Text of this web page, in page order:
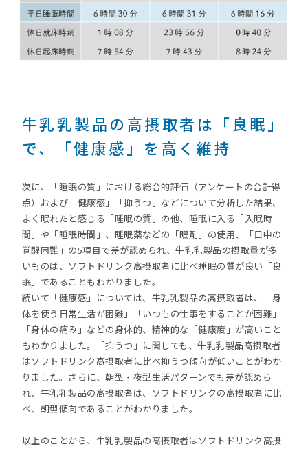
牛乳乳製品の高摂取者は「良眠」
で、「健康感」を高く維持
次に、「睡眠の質」における総合的評価（アンケートの合計得
点）および「健康感」「抑うつ」などについて分析した結果、
よく眠れたと感じる「睡眠の質」の他、睡眠に入る「入眠時
間」や「睡眠時間」、睡眠薬などの「眠剤」の使用、「日中の
覚醒困難」の5項目で差が認められ、牛乳乳製品の摂取量が多
いものは、ソフトドリンク高摂取者に比べ睡眠の質が良い「良
眠」であることもわかりました。
続いて「健康感」については、牛乳乳製品の高摂取者は、「身
体を使う日常生活が困難」「いつもの仕事をすることが困難」
「身体の痛み」などの身体的、精神的な「健康度」が高いこと
もわかりました。「抑うつ」に関しても、牛乳乳製品高摂取者
はソフトドリンク高摂取者に比べ抑うつ傾向が低いことがわか
りました。さらに、朝型・夜型生活パターンでも差が認めら
れ、牛乳乳製品の高摂取者は、ソフトドリンクの高摂取者に比
べ、朝型傾向であることがわかりました。
以上のことから、牛乳乳製品の高摂取者はソフトドリンク高摂